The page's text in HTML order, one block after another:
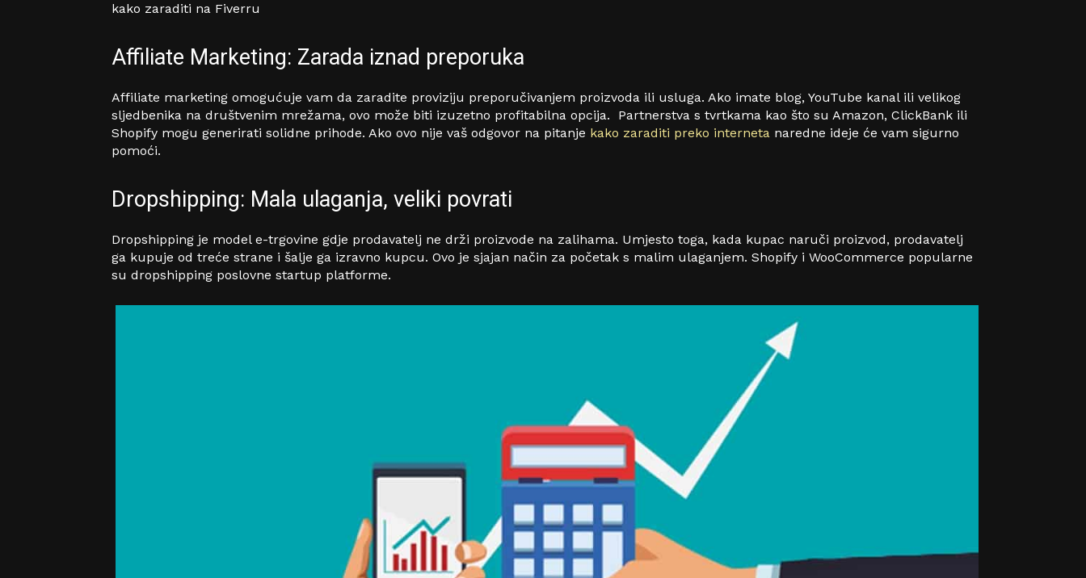
kako zaraditi na Fiverru
Affiliate Marketing: Zarada iznad preporuka
Affiliate marketing omogućuje vam da zaradite proviziju preporučivanjem proizvoda ili usluga. Ako imate blog, YouTube kanal ili velikog
sljedbenika na društvenim mrežama, ovo može biti izuzetno profitabilna opcija.
Partnerstva s tvrtkama kao što su Amazon, ClickBank ili
Shopify mogu generirati solidne prihode. Ako ovo nije vaš odgovor na pitanje kako zaraditi preko interneta naredne ideje će vam sigurno
pomoći.
Dropshipping: Mala ulaganja, veliki povrati
Dropshipping je model e-trgovine gdje prodavatelj ne drži proizvode na zalihama. Umjesto toga, kada kupac naruči proizvod, prodavatelj
ga kupuje od treće strane i šalje ga izravno kupcu. Ovo je sjajan način za početak s malim ulaganjem. Shopify i WooCommerce popularne
su dropshipping poslovne startup platforme.